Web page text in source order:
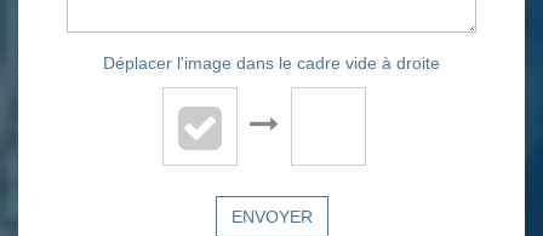
Déplacer l'image dans le cadre vide à droite
ENVOYER